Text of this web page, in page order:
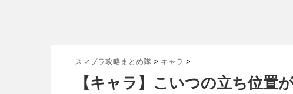
スマブラ攻略まとめ隊 > キャラ >
【キャラ】こいつの立ち位置